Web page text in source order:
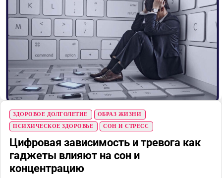
ЗДОРОВОЕ ДОЛГОЛЕТИЕ
ОБРАЗ ЖИЗНИ
ПСИХИЧЕСКОЕ ЗДОРОВЬЕ
СОН И СТРЕСС
Цифровая зависимость и тревога как
гаджеты влияют на сон и
концентрацию